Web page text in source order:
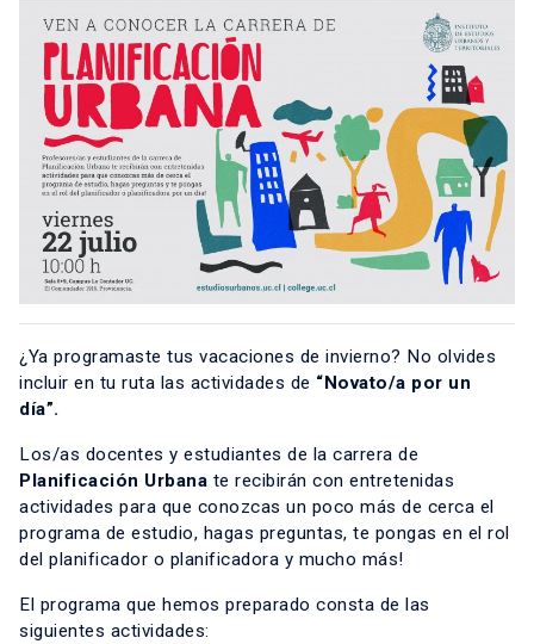
¿Ya programaste tus vacaciones de invierno? No olvides
incluir en tu ruta las actividades de “Novato/a por un
día”.
Los/as docentes y estudiantes de la carrera de
Planificación Urbana te recibirán con entretenidas
actividades para que conozcas un poco más de cerca el
programa de estudio, hagas preguntas, te pongas en el rol
del planificador o planificadora y mucho más!
El programa que hemos preparado consta de las
siguientes actividades: